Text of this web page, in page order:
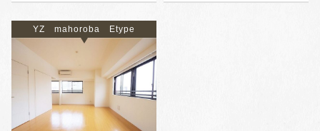
YZ mahoroba Etype